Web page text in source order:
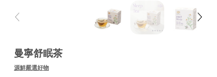
曼寧舒眠茶
源鮮嚴選好物